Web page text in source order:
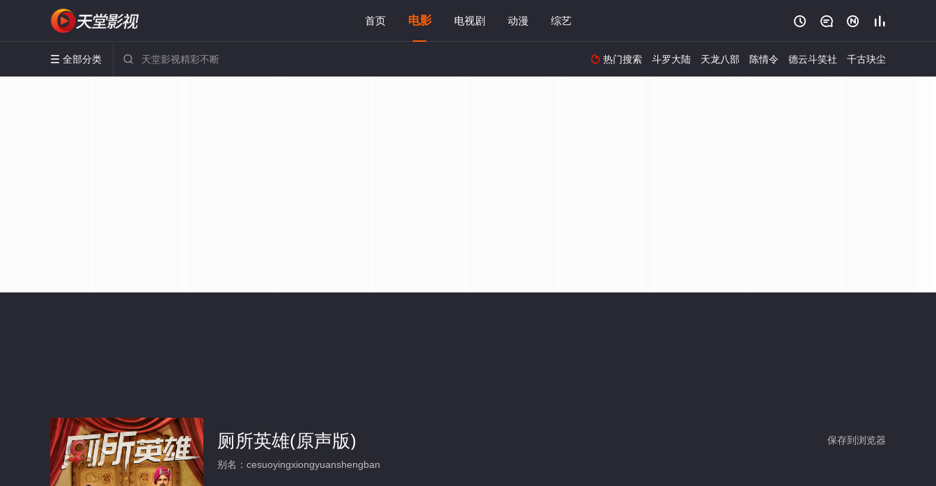
首页 电影 电视剧 动漫 综艺    
 全部分类   热门搜索 斗罗大陆 天龙八部 陈情令 德云斗笑社 千古玦尘
保存到浏览器
厕所英雄(原声版)
别名：cesuoyingxiongyuanshengban